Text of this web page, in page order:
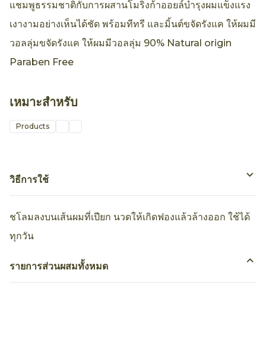
แชมพูธรรมชาติกับการผสานโมริงก้าออยล์บำรุงผมแข็งแรง
เงางามอย่างเห็นได้ชัด พร้อมทีทรี และมิ้นต์ขจัดรังแค ให้ผมมี
วอลลุ่มขจัดรังแค ให้ผมมีวอลลุ่ม 90% Natural origin
Paraben Free
เหมาะสำหรับ
Products
วิธีการใช้
ชโลมลงบนเส้นผมที่เปียก นวดให้เกิดฟองแล้วล้างออก ใช้ได้
ทุกวัน
รายการส่วนผสมทั้งหมด